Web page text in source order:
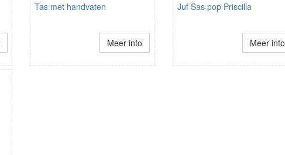
Tas met handvaten
Meer info
Juf Sas pop Priscilla
Meer info